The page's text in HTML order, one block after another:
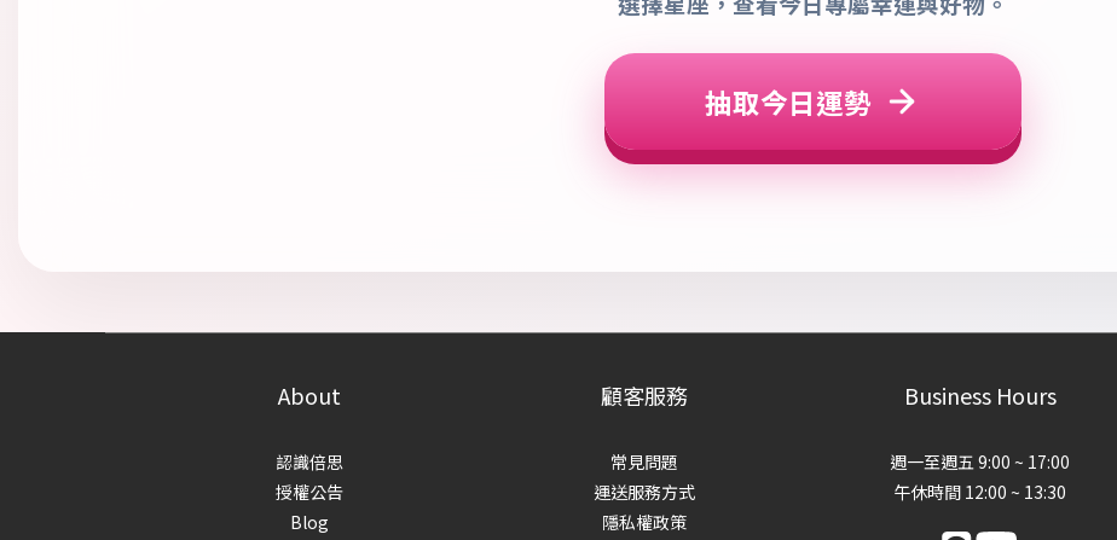
抽取今日運勢
About
認識倍思
授權公告
Blog
顧客服務
常見問題
運送服務方式
隱私權政策
Business Hours
週一至週五 9:00 ~ 17:00
午休時間 12:00 ~ 13:30